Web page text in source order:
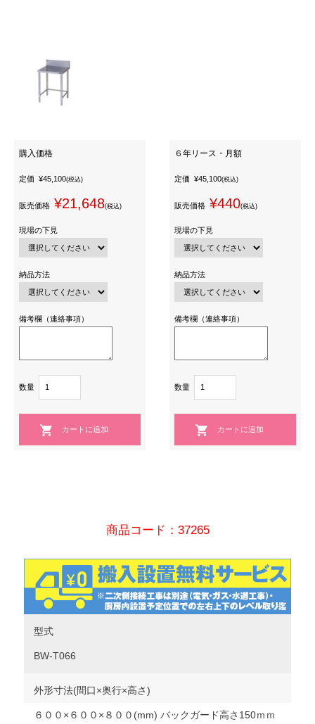
購入価格
定価 ¥45,100(税込)
販売価格 ¥21,648(税込)
現場の下見
納品方法
備考欄（連絡事項）
数量
６年リース・月額
定価 ¥45,100(税込)
販売価格 ¥440(税込)
現場の下見
納品方法
備考欄（連絡事項）
数量
商品コード：37265
型式
BW-T066
外形寸法(間口×奥行×高さ)
６００×６００×８００(mm) バックガード高さ150ｍｍ